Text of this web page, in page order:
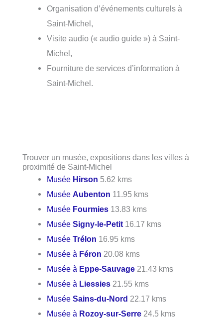
Organisation d’événements culturels à
Saint-Michel,
Visite audio (« audio guide ») à Saint-
Michel,
Fourniture de services d’information à
Saint-Michel.
Trouver un musée, expositions dans les villes à
proximité de Saint-Michel
Musée Hirson 5.62 kms
MuséeAubenton 11.95 kms
Musée Fourmies 13.83 kms
MuséeSigny-le-Petit 16.17 kms
MuséeTrélon 16.95 kms
Musée à Féron 20.08 kms
Musée à Eppe-Sauvage 21.43 kms
Musée à Liessies 21.55 kms
MuséeSains-du-Nord 22.17 kms
Musée à Rozoy-sur-Serre 24.5 kms